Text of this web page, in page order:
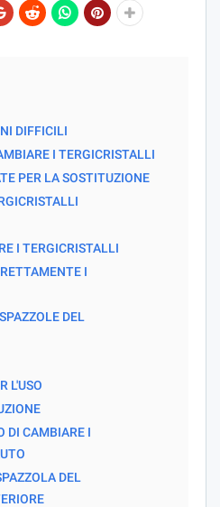
DIFFICILI
I TERGICRISTALLI
PER LA SOSTITUZIONE
I TERGICRISTALLI
I
DEL
L'USO
DI CAMBIARE I
DEL